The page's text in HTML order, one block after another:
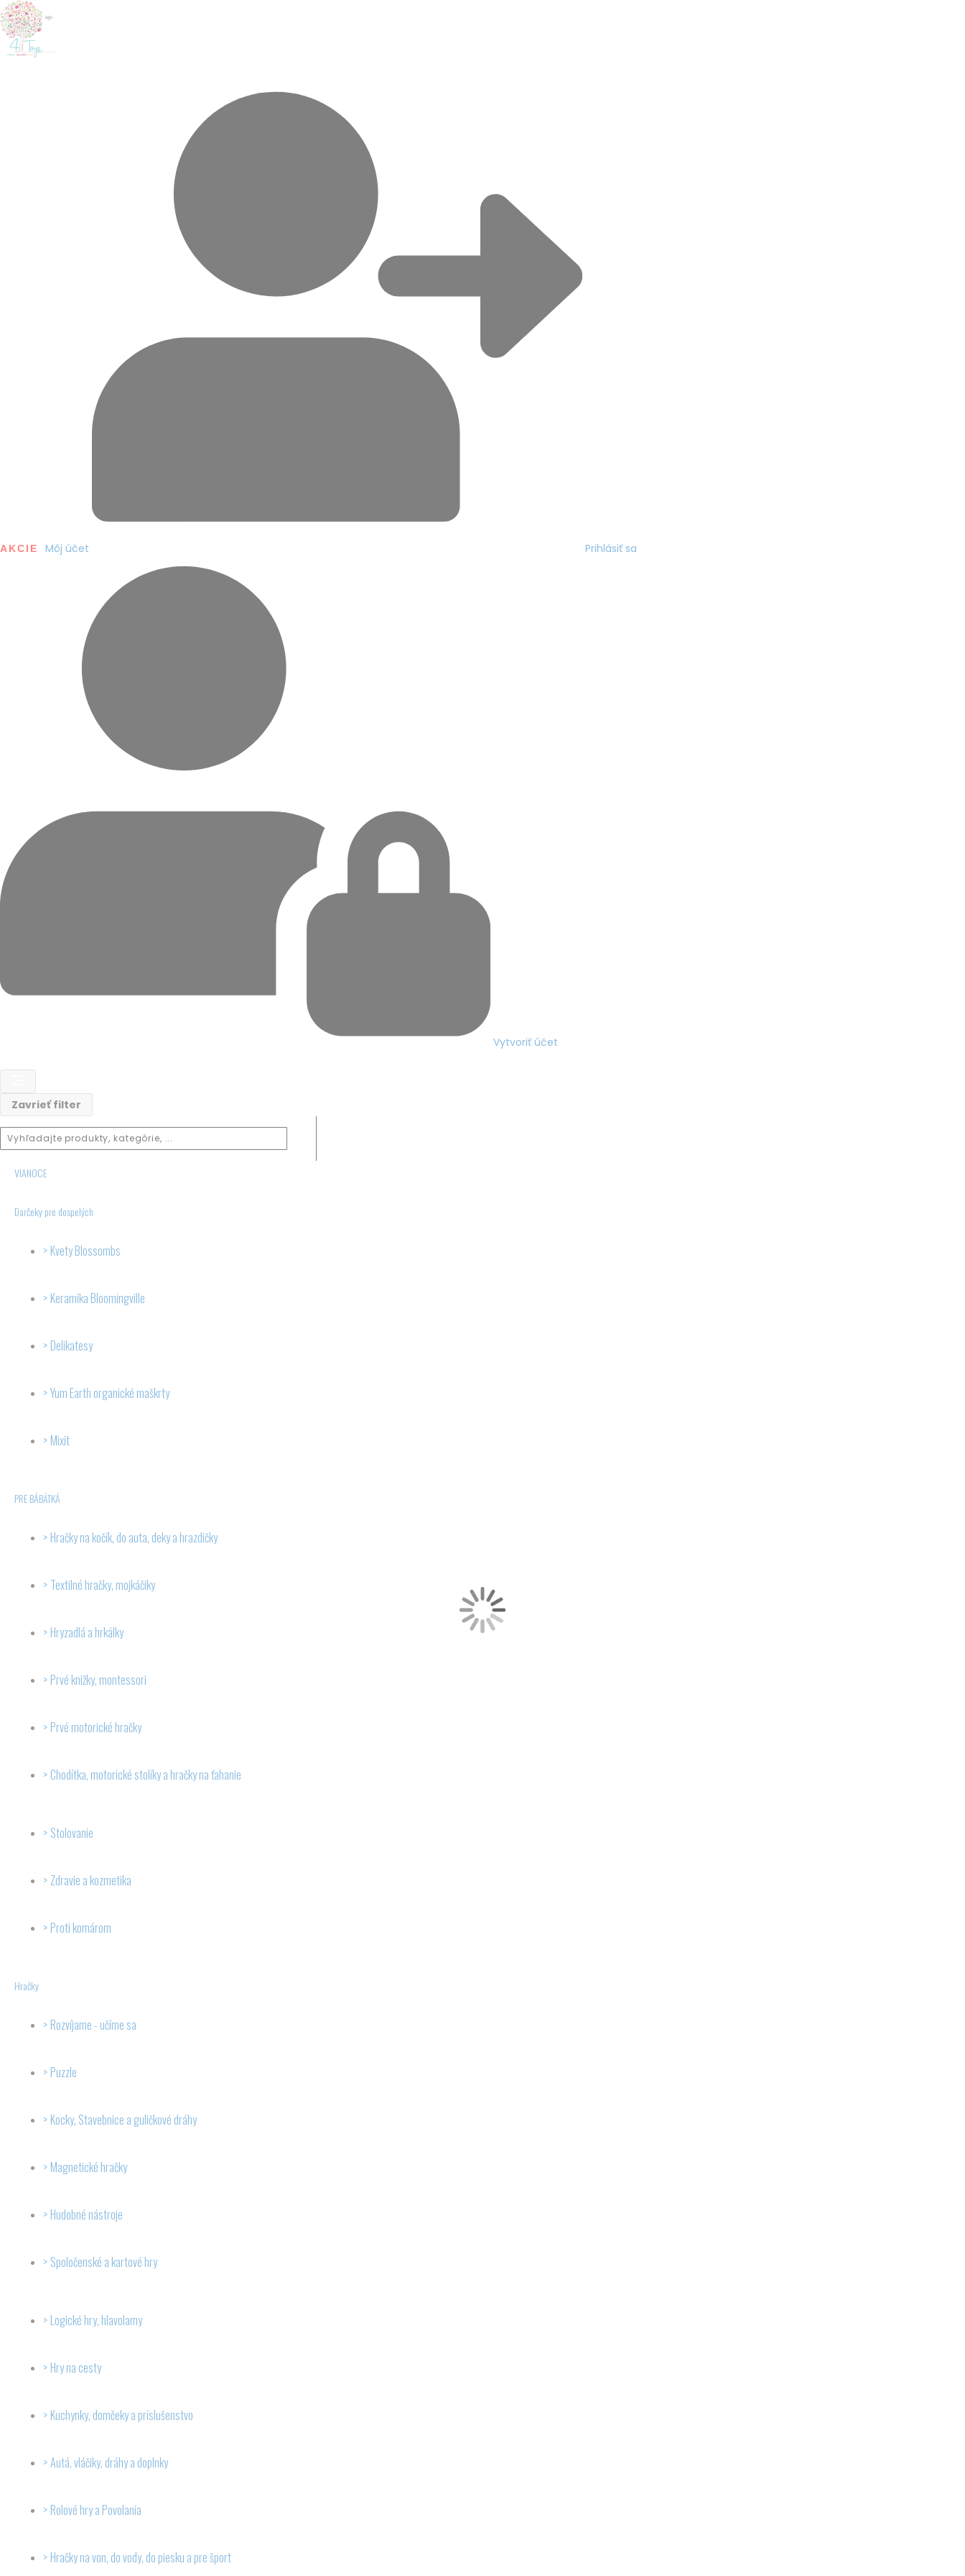
AKCIE Môj účet Prihlásiť sa
Vytvoriť účet
Zavrieť filter
VIANOCE
Darčeky pre dospelých
Kvety Blossombs
Keramika Bloomingville
Delikatesy
Yum Earth organické maškrty
Mixit
PRE BÁBÄTKÁ
Hračky na kočík, do auta, deky a hrazdičky
Textilné hračky, mojkáčiky
Hryzadlá a hrkálky
Prvé knižky, montessori
Prvé motorické hračky
Chodítka, motorické stolíky a hračky na ťahanie
Stolovanie
Zdravie a kozmetika
Proti komárom
Hračky
Rozvíjame - učíme sa
Puzzle
Kocky, Stavebnice a guličkové dráhy
Magnetické hračky
Hudobné nástroje
Spoločenské a kartové hry
Logické hry, hlavolamy
Hry na cesty
Kuchynky, domčeky a príslušenstvo
Autá, vláčiky, dráhy a doplnky
Rolové hry a Povolania
Hračky na von, do vody, do piesku a pre šport